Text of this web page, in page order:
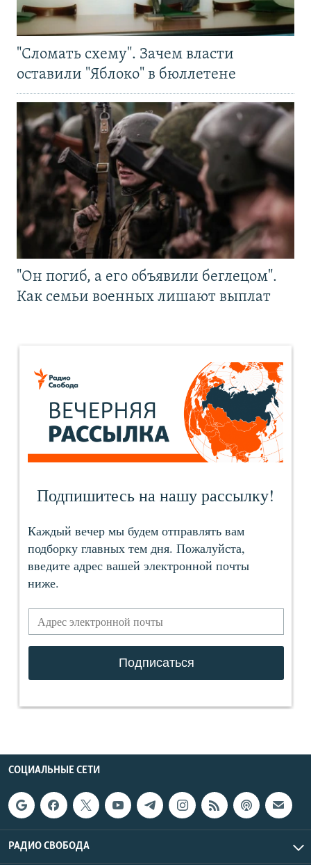
"Сломать схему". Зачем власти
оставили "Яблоко" в бюллетене
"Он погиб, а его объявили беглецом".
Как семьи военных лишают выплат
СОЦИАЛЬНЫЕ СЕТИ
РАДИО СВОБОДА